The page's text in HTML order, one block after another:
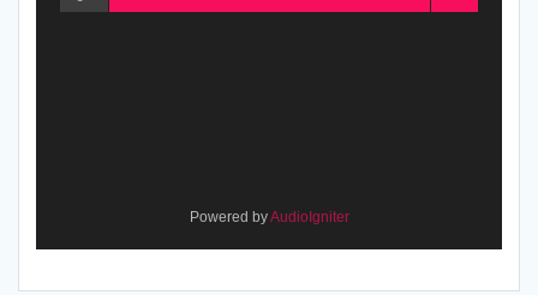
Powered byAudioIgniter